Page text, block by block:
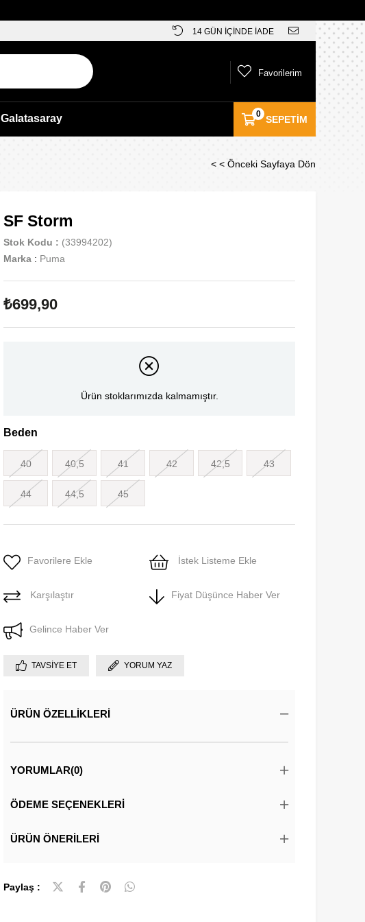
14 GÜN İÇİNDE İADE
SEPETIM
0
Favorilerim
Galatasaray
< < Önceki Sayfaya Dön
SF Storm
Stok Kodu
(33994202)
Marka : Puma
₺699,90
Ürün stoklarımızda kalmamıştır.
Beden
40 40,5 41 42 42,5 43
44 44,5 45
Favorilere Ekle İstek Listeme Ekle
Karşılaştır Fiyat Düşünce Haber Ver
Gelince Haber Ver
TAVSIYE ET YORUM YAZ
ÜRÜN ÖZELLIKLERI
YORUMLAR(0)
ÖDEME SEÇENEKLERI
ÜRÜN ÖNERILERI
Paylaş :